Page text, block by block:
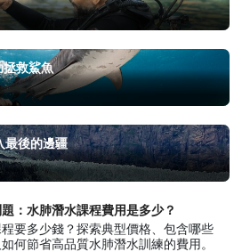
拯救鯊魚
最後的邊疆
：水肺潛水課程費用是多少？
要多少錢？探索典型價格、包含哪些
何節省高品質水肺潛水訓練的費用。